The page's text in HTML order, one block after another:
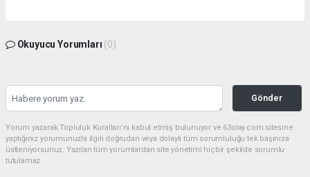
Okuyucu Yorumları (0)
Gönder
Yorum yazarak Topluluk Kuralları’nı kabul etmiş bulunuyor ve 63olay.com sitesine
yaptığınız yorumunuzla ilgili doğrudan veya dolaylı tüm sorumluluğu tek başınıza
üstleniyorsunuz. Yazılan tüm yorumlardan site yönetimi hiçbir şekilde sorumlu
tutulamaz.